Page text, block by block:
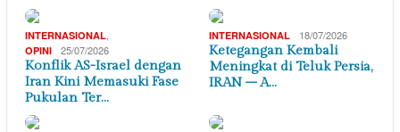
INTERNASIONAL
OPINI 25/07/2026
Konflik AS-Israel dengan
Iran Kini Memasuki Fase
Pukulan Ter…
INTERNASIONAL 18/07/2026
Ketegangan Kembali
Meningkat di Teluk Persia,
IRAN – A…